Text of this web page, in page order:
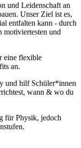
und Leidenschaft an
Unser Ziel ist es,
entfalten kann - durch
motiviertesten und
eine flexible
an.
und hilf Schüler*innen
wann & wo du
für Physik, jedoch